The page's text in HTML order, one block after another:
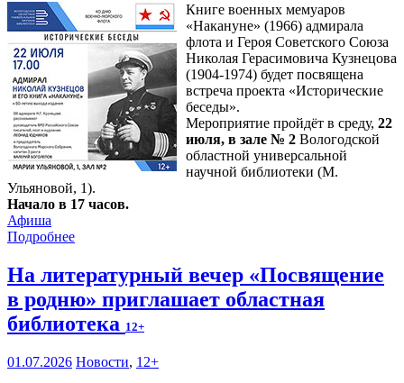
Книге военных мемуаров
«Накануне» (1966) адмирала
флота и Героя Советского Союза
Николая Герасимовича Кузнецова
(1904-1974) будет посвящена
встреча проекта «Исторические
беседы».
Мероприятие пройдёт в среду, 22
июля, в зале № 2 Вологодской
областной универсальной
научной библиотеки (М.
Ульяновой, 1).
Начало в 17 часов.
Афиша
Подробнее
На литературный вечер «Посвящение
в родню» приглашает областная
библиотека 12+
01.07.2026 Новости, 12+